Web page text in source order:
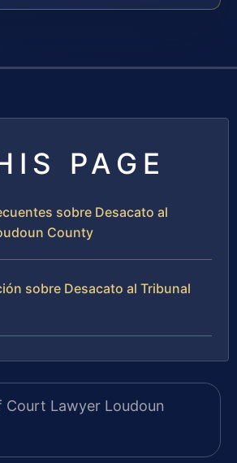
PAGE
sobre Desacato al
County
sobre Desacato al Tribunal